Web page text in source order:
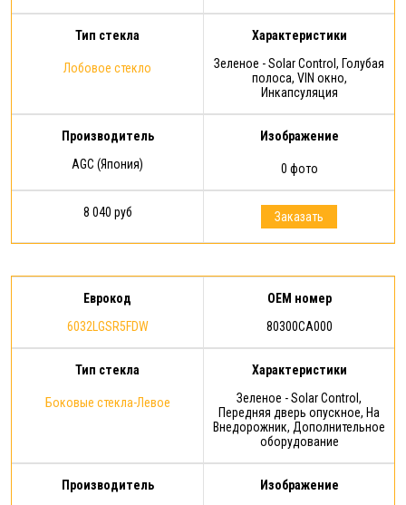
Тип стекла
Лобовое стекло
Характеристики
Зеленое - Solar Control, Голубая
полоса, VIN окно,
Инкапсуляция
Производитель
AGC (Япония)
Изображение
0 фото
8 040 руб Заказать
Еврокод
6032LGSR5FDW
OEM номер
80300CA000
Тип стекла
Боковые стекла-Левое
Характеристики
Зеленое - Solar Control,
Передняя дверь опускное, На
Внедорожник, Дополнительное
оборудование
Производитель
Изображение